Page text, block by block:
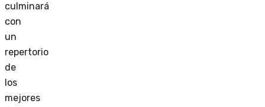
culminará
con
un
repertorio
de
los
mejores